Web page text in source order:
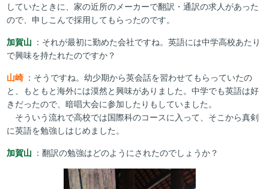
していたときに、家の近所のメーカーで翻訳・通訳の求人があった
ので、申しこんで採用してもらったのです。
加賀山 ：それが最初に勤めた会社ですね。英語には中学高校あたり
で興味を持たれたのですか？
山崎 ：そうですね。幼少期から英会話を習わせてもらっていたの
と、もともと海外には漠然と興味がありました。中学でも英語は好
きだったので、暗唱大会に参加したりもしていました。
そういう流れで高校では国際科のコースに入って、そこから真剣
に英語を勉強しはじめました。
加賀山 ：翻訳の勉強はどのようにされたのでしょうか？